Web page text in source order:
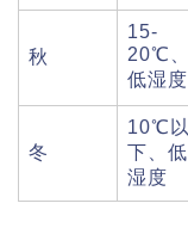
秋
15-
20℃、
低湿度
冬
10℃以
下、低
湿度